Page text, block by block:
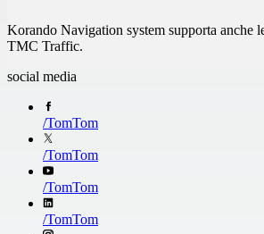
Croatia
Czech
Denmark
Estonia
Germany
Greece
Ireland
Liechtenstein
Luxembourg
Macedonia
Ukraine
Korando Navigation system supporta anche
TMC Traffic.
social media
/TomTom
/TomTom
/TomTom
/TomTom